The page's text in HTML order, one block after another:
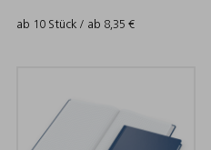
ab 10 Stück / ab 8,35 €